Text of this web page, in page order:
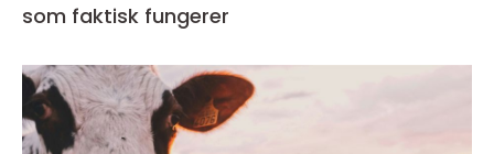
som faktisk fungerer